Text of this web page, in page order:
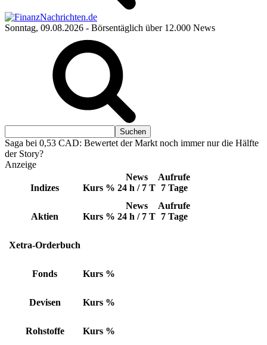
Sonntag, 09.08.2026 - Börsentäglich über 12.000 News
Saga bei 0,53 CAD: Bewertet der Markt noch immer nur die Hälfte
der Story?
Anzeige
Indizes Kurs %
News
24 h / 7 T
Aufrufe
7 Tage
Aktien Kurs %
News
24 h / 7 T
Aufrufe
7 Tage
Xetra-Orderbuch
Fonds Kurs %
Devisen Kurs %
Rohstoffe Kurs %